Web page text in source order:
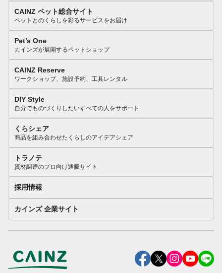
CAINZ ペット総合サイト
ペットとのくらしを彩るサービスをお届け
Pet’s One
カインズが展開するペットショップ
CAINZ Reserve
ワークショップ、施設予約、工具レンタル
DIY Style
自分でものづくりしたいすべての人をサポート
くらシェア
商品を組み合わせたくらしのアイデアシェア
トラノテ
資材調達のプロ向け通販サイト
採用情報
カインズ 企業サイト